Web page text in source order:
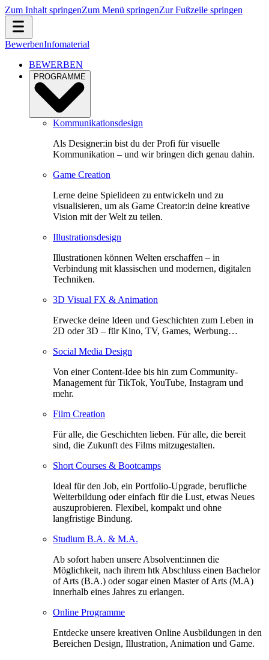
Zum Inhalt springenZum Menü springenZur Fußzeile springen
BewerbenInfomaterial
BEWERBEN
PROGRAMME
Kommunikationsdesign
Als Designer:in bist du der Profi für visuelle
Kommunikation – und wir bringen dich genau dahin.
Game Creation
Lerne deine Spielideen zu entwickeln und zu
visualisieren, um als Game Creator:in deine kreative
Vision mit der Welt zu teilen.
Illustrationsdesign
Illustrationen können Welten erschaffen – in
Verbindung mit klassischen und modernen, digitalen
Techniken.
3D Visual FX & Animation
Erwecke deine Ideen und Geschichten zum Leben in
2D oder 3D – für Kino, TV, Games, Werbung…
Social Media Design
Von einer Content-Idee bis hin zum Community-
Management für TikTok, YouTube, Instagram und
mehr.
Film Creation
Für alle, die Geschichten lieben. Für alle, die bereit
sind, die Zukunft des Films mitzugestalten.
Short Courses & Bootcamps
Ideal für den Job, ein Portfolio-Upgrade, berufliche
Weiterbildung oder einfach für die Lust, etwas Neues
auszuprobieren. Flexibel, kompakt und ohne
langfristige Bindung.
Studium B.A. & M.A.
Ab sofort haben unsere Absolvent:innen die
Möglichkeit, nach ihrem htk Abschluss einen Bachelor
of Arts (B.A.) oder sogar einen Master of Arts (M.A)
innerhalb eines Jahres zu erlangen.
Online Programme
Entdecke unsere kreativen Online Ausbildungen in den
Bereichen Design, Illustration, Animation und Game.